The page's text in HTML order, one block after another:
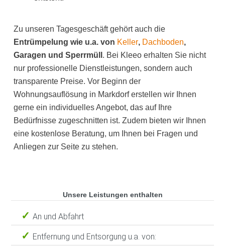
Zu unseren Tagesgeschäft gehört auch die
Entrümpelung wie u.a. von Keller, Dachboden,
Garagen und Sperrmüll . Bei Kleeo erhalten Sie nicht
nur professionelle Dienstleistungen, sondern auch
transparente Preise. Vor Beginn der
Wohnungsauflösung in Markdorf erstellen wir Ihnen
gerne ein individuelles Angebot, das auf Ihre
Bedürfnisse zugeschnitten ist. Zudem bieten wir Ihnen
eine kostenlose Beratung, um Ihnen bei Fragen und
Anliegen zur Seite zu stehen.
Unsere Leistungen enthalten
An und Abfahrt
Entfernung und Entsorgung u.a. von: